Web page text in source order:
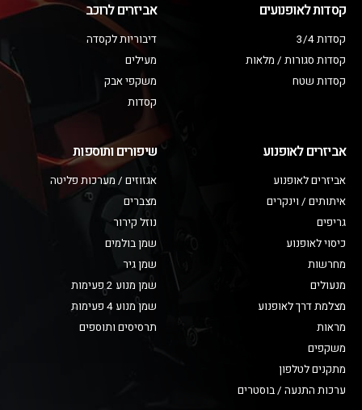
קסדות לאופנועים
קסדות 3/4
קסדות סגורות / מלאות
קסדות שטח
אביזרים לרוכב
דיבוריות לקסדה
מעילים
משקפי אבק
קסדות
אביזרים לאופנוע
אביזרים לאופנוע
איתותים / וינקרים
גריפים
כיסוי לאופנוע
מחרשות
מנעולים
מצלמת דרך לאופנוע
מראות
משקפים
מתקנים לטלפון
ערכות התנעה / בוסטרים
שיפורים ותוספות
אגזוזים / מערכות פליטה
מצברים
נוזל קירור
שמן בולמים
שמן גיר
שמן מנוע 2 פעימות
שמן מנוע 4 פעימות
תרסיסים ותוספים